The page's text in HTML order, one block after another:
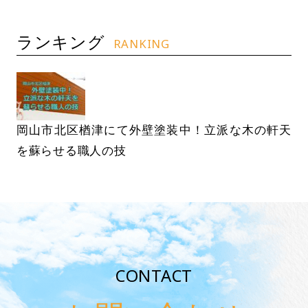
ランキング RANKING
岡山市北区楢津にて外壁塗装中！立派な木の軒天
を蘇らせる職人の技
CONTACT